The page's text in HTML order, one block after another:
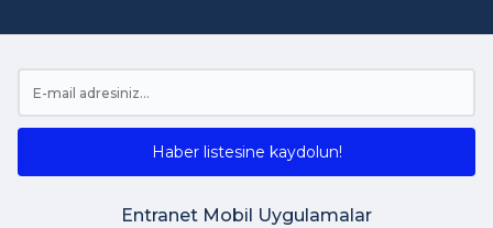
Haber listesine kaydolun!
Entranet Mobil Uygulamalar